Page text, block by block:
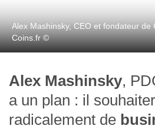
Alex Mashinsky, CEO et fondateur de
Coins.fr ©
Alex Mashinsky,
a un plan : il
radicalement de